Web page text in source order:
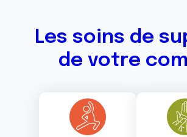
Les soins de
de votre